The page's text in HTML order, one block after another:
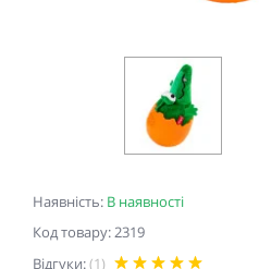
Наявність: В наявності
Код товару: 2319
Відгуки:(1)